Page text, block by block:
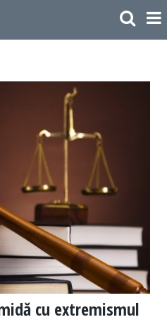
cu extremismul